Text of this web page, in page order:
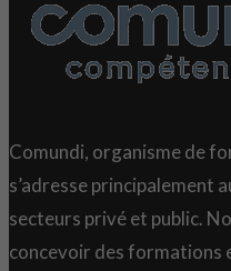
Comundi, organisme de
s’adresse principalement
secteurs privé et public.
concevoir des formations